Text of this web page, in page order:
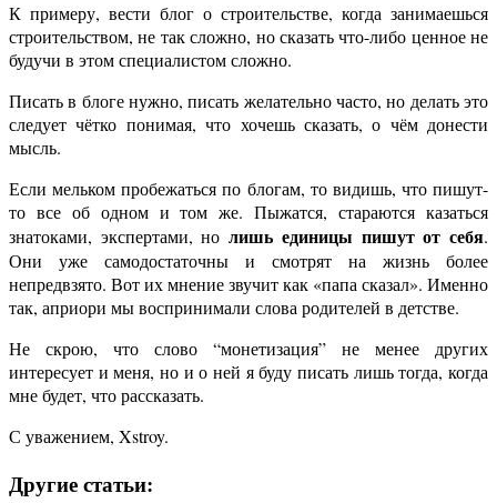
К примеру, вести блог о строительстве, когда занимаешься
строительством, не так сложно, но сказать что-либо ценное не
будучи в этом специалистом сложно.
Писать в блоге нужно, писать желательно часто, но делать это
следует чётко понимая, что хочешь сказать, о чём донести
мысль.
Если мельком пробежаться по блогам, то видишь, что пишут-
то все об одном и том же. Пыжатся, стараются казаться
знатоками, экспертами, нолишь единицы пишут от себя.
Они уже самодостаточны и смотрят на жизнь более
непредвзято. Вот их мнение звучит как «папа сказал». Именно
так, априори мы воспринимали слова родителей в детстве.
Не скрою, что слово “монетизация” не менее других
интересует и меня, но и о ней я буду писать лишь тогда, когда
мне будет, что рассказать.
С уважением, Xstroy.
Другие статьи: